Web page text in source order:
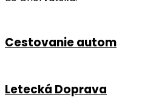
Cestovanie autom
Letecká Doprava